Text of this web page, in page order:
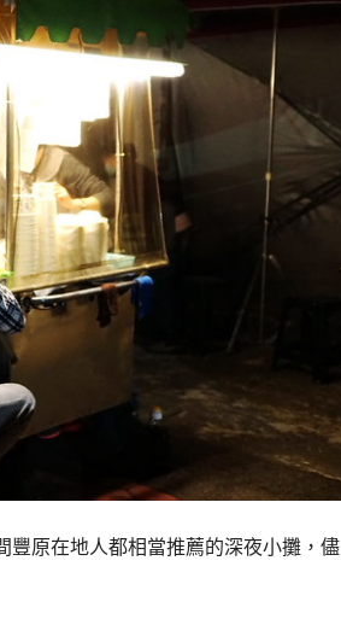
豐原在地人都相當推薦的深夜小攤，儘